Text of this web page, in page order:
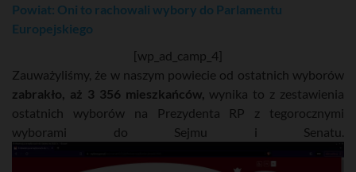
Powiat: Oni to rachowali wybory do Parlamentu
Europejskiego
[wp_ad_camp_4]
Zauważyliśmy, że w naszym powiecie od ostatnich wyborów
zabrakło, aż 3 356 mieszkańców, wynika to z zestawienia
ostatnich wyborów na Prezydenta RP z tegorocznymi
wyborami do Sejmu i Senatu.